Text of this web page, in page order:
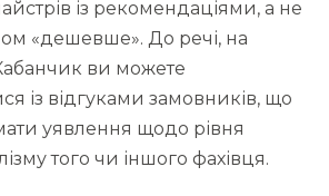
із рекомендаціями, а не
«дешевше». До речі, на
ви можете
із відгуками замовників, що
уявлення щодо рівня
того чи іншого фахівця.